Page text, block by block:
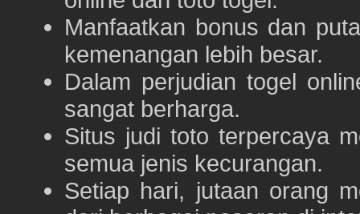
Manfaatkan bonus dan
kemenangan lebih besar.
Dalam perjudian togel
sangat berharga.
Situs judi toto terpercaya
semua jenis kecurangan.
Setiap hari, jutaan orang